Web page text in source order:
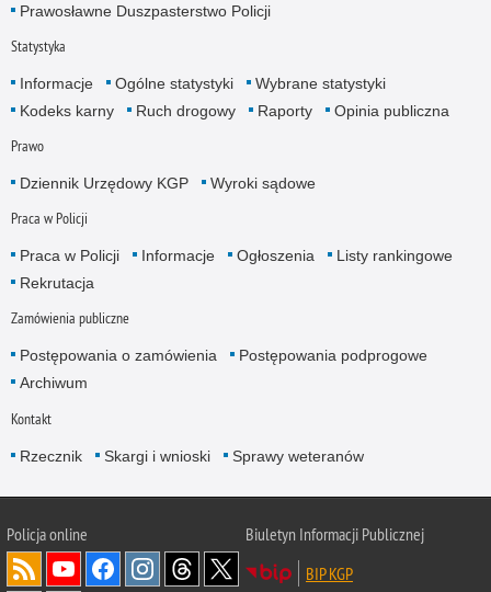
Prawosławne Duszpasterstwo Policji
Statystyka
Informacje Ogólne statystyki
Wybrane statystyki
Kodeks karny
Ruch drogowy Raporty Opinia publiczna
Prawo
Dziennik Urzędowy KGP Wyroki sądowe
Praca w Policji
Praca w Policji Informacje Ogłoszenia
Listy rankingowe
Rekrutacja
Zamówienia publiczne
Postępowania o zamówienia
Postępowania podprogowe
Archiwum
Kontakt
Rzecznik Skargi i wnioski Sprawy weteranów
Policjaonline
Biuletyn Informacji Publicznej
BIP KGP